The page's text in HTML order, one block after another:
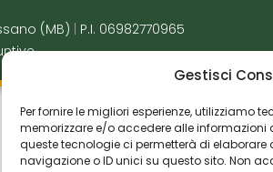
Gestisci
Per fornire le migliori esperienze, utilizziamo
memorizzare e/o accedere alle informazioni
queste tecnologie ci permetterà di
navigazione o ID unici su questo sito. Non
(MB)
P.I. 06982770965